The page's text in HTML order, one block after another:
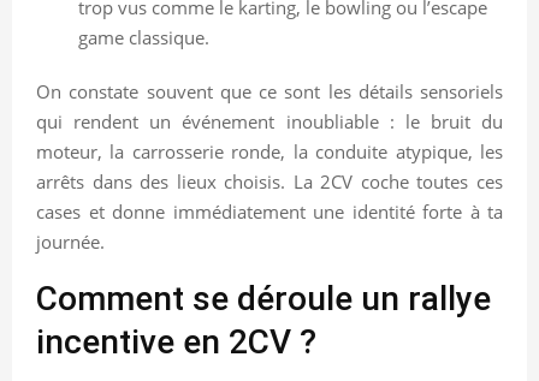
trop vus comme le karting, le bowling ou l’escape
game classique.
On constate souvent que ce sont les détails sensoriels
qui rendent un événement inoubliable : le bruit du
moteur, la carrosserie ronde, la conduite atypique, les
arrêts dans des lieux choisis. La 2CV coche toutes ces
cases et donne immédiatement une identité forte à ta
journée.
Comment se déroule un rallye
incentive en 2CV ?